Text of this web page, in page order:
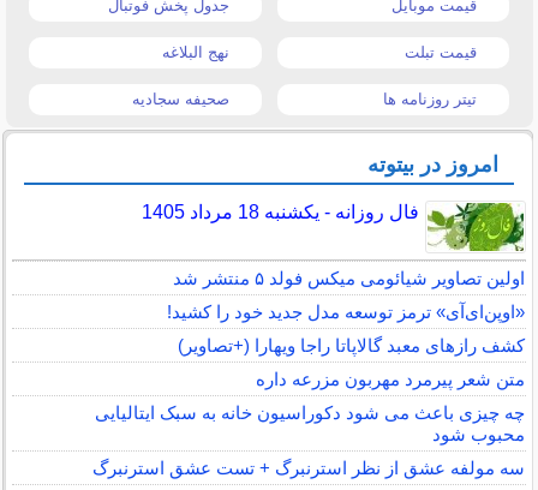
قیمت موبایل جدول پخش فوتبال
قیمت تبلت نهج البلاغه
تیتر روزنامه ها صحیفه سجادیه
امروز در بیتوته
فال روزانه - یکشنبه 18 مرداد 1405
اولین تصاویر شیائومی میکس فولد ۵ منتشر شد
«اوپن‌ای‌آی» ترمز توسعه مدل جدید خود را کشید!
کشف رازهای معبد گالاپاتا راجا ویهارا (+تصاویر)
متن شعر پیرمرد مهربون مزرعه داره
چه چیزی باعث می شود دکوراسیون خانه به سبک ایتالیایی
محبوب شود
سه مولفه عشق از نظر استرنبرگ + تست عشق استرنبرگ